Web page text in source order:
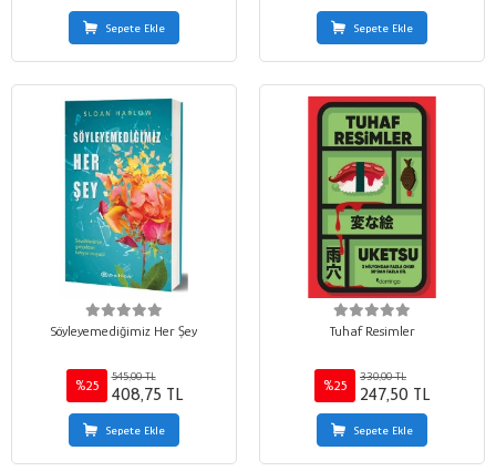
Sepete Ekle Sepete Ekle
Söyleyemediğimiz Her Şey
%25
545,00 TL
408,75 TL
Sepete Ekle
Tuhaf Resimler
%25
330,00 TL
247,50 TL
Sepete Ekle